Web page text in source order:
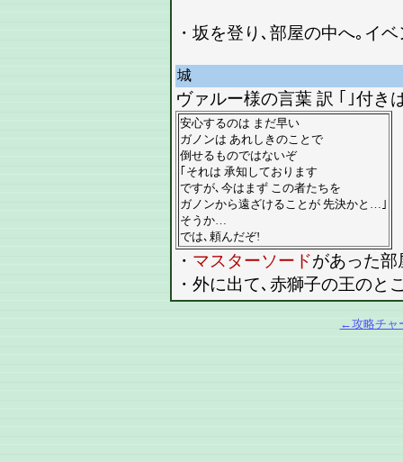
・坂を登り､部屋の中へ｡イ
城
ヴァルー様の言葉 訳 ｢｣付き
安心するのは まだ早い
ガノンは あれしきのことで
倒せるものではないぞ
｢それは 承知しております
ですが､今はまず この者たちを
ガノンから遠ざけることが 先決かと…｣
そうか…
では､頼んだぞ!
・ マスターソードがあった
・外に出て､赤獅子の王のと
←攻略チャ